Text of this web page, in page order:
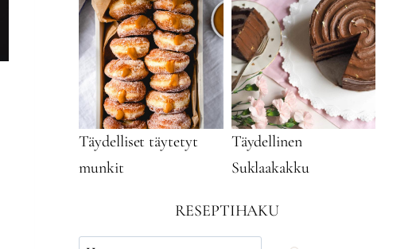
Täydelliset täytetyt
munkit
Täydellinen
Suklaakakku
RESEPTIHAKU
Käytä